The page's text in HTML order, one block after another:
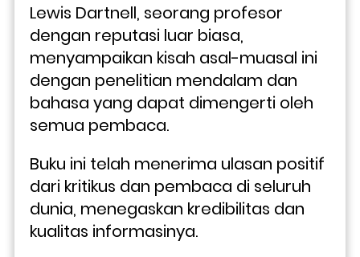
Lewis Dartnell, seorang profesor
dengan reputasi luar biasa,
menyampaikan kisah asal-muasal ini
dengan penelitian mendalam dan
bahasa yang dapat dimengerti oleh
semua pembaca.
Buku ini telah menerima ulasan positif
dari kritikus dan pembaca di seluruh
dunia, menegaskan kredibilitas dan
kualitas informasinya.